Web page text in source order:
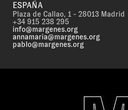
ESPAÑA
Plaza de Callao, 1 - 28013 Madrid
+34 915 238 295
info@margenes.org
annamaria@margenes.org
pablo@margenes.org